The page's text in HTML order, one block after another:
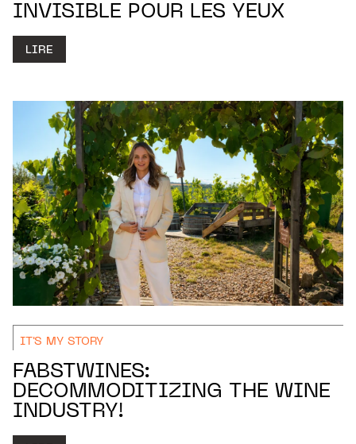
INVISIBLE POUR LES YEUX
LIRE
IT'S MY STORY
FABSTWINES:
DECOMMODITIZING THE WINE
INDUSTRY!